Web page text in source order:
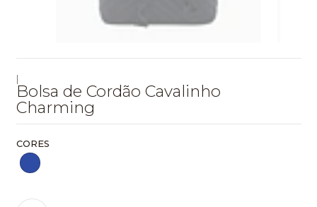
|
Bolsa de Cordão Cavalinho
Charming
CORES